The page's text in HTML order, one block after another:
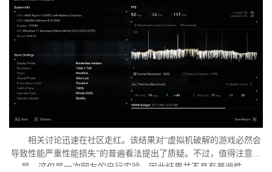
相关讨论迅速在社区走红。该结果对“虚拟机破解的游戏必然会
导致性能严重性能损失”的普遍看法提出了质疑。不过，值得注意的
是，这仅是一次网友的自行实验，因此结果并不具有普遍性。